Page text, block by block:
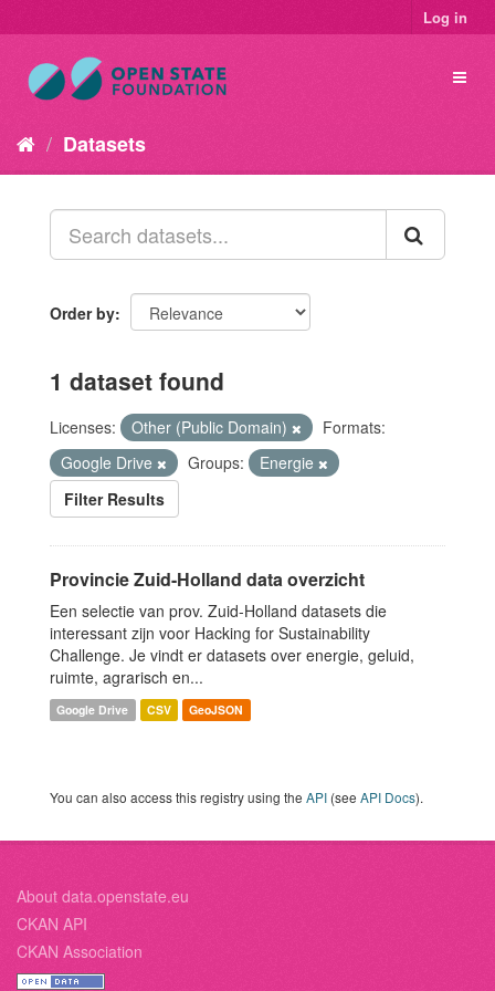
Log in
Datasets
Order by
1 dataset found
Licenses: Other (Public Domain)
Formats:
Google Drive
Groups:
Energie
Filter Results
Provincie Zuid-Holland data overzicht
Een selectie van prov. Zuid-Holland datasets die
interessant zijn voor Hacking for Sustainability
Challenge. Je vindt er datasets over energie, geluid,
ruimte, agrarisch en...
Google Drive CSV GeoJSON
You can also access this registry using the API (see API Docs).
About data.openstate.eu
CKAN API
CKAN Association